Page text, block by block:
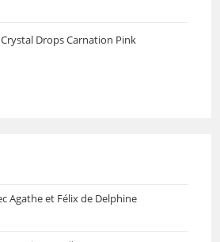
Drops Carnation Pink
Agathe et Félix de Delphine